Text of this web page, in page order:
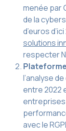
menée par
de la
d’euros
solutions
respecter
l’analyse
entre 2022
entreprises
avec le